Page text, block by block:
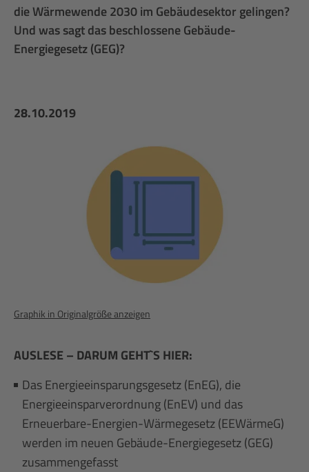
die Wärmewende 2030 im Gebäudesektor gelingen?
Und was sagt das beschlossene Gebäude-
Energiegesetz (GEG)?
28.10.2019
Graphik in Originalgröße anzeigen
AUSLESE – DARUM GEHT`S HIER:
Das Energieeinsparungsgesetz (EnEG), die
Energieeinsparverordnung (EnEV) und das
Erneuerbare-Energien-Wärmegesetz (EEWärmeG)
werden im neuen Gebäude-Energiegesetz (GEG)
zusammengefasst